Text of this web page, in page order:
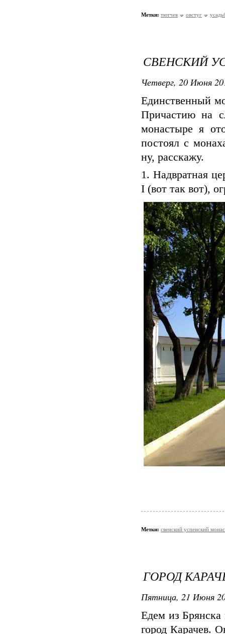
Метки: тютчев овстуг
СВЕНСКИЙ
Четверг, 20 Июня
Единственный
Причастию на
монастыре я
постоял с
ну, расскажу.
1. Надвратная
I (вот так вот),
Метки: свенский успенский
ГОРОД
Пятница, 21 Июня
Едем из Брянска
город Карачев.